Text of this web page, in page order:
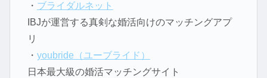
・ ブライダルネット
IBJが運営する真剣な婚活向けのマッチングアプ
リ
・ youbride（ユーブライド）
日本最大級の婚活マッチングサイト